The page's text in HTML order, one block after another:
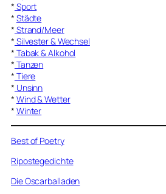
* Sport
* Städte
* Strand/Meer
* Silvester & Wechsel
* Tabak & Alkohol
* Tanzen
* Tiere
* Unsinn
* Wind & Wetter
* Winter
Best of Poetry
Ripostegedichte
Die Oscarballaden